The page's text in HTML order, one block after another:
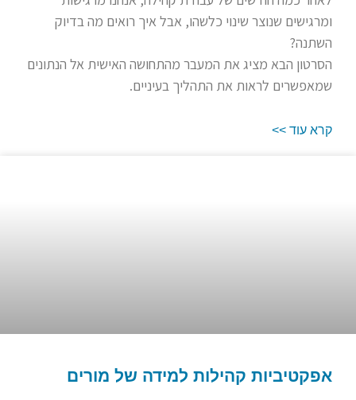
ומרגישים שנוצר שינוי כלשהו, אבל איך רואים מה בדיוק
השתנה?
הסרטון הבא מציג את המעבר מהתחושה האישית אל הנתונים
שמאפשרים לראות את התהליך בעיניים.
קרא עוד >>
אפקטיביות קהילות למידה של מורים